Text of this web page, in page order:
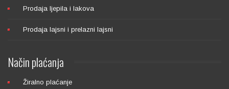
Prodaja ljepila i lakova
Prodaja lajsni i prelazni lajsni
Načinplaćanja
Žiralno plaćanje